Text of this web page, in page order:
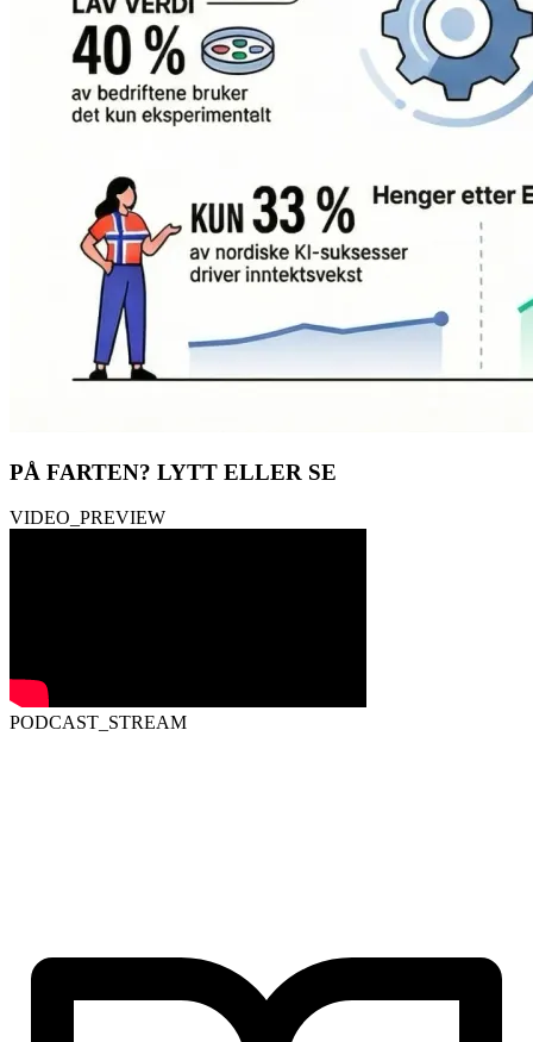
PÅ FARTEN? LYTT ELLER SE
VIDEO_PREVIEW
PODCAST_STREAM